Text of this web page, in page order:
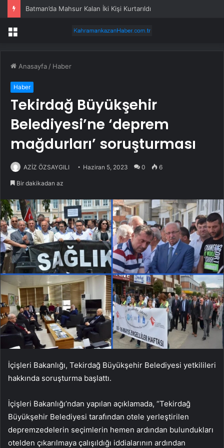
Batman’da Mahsur Kalan İki Kişi Kurtarıldı
Menü
Anasayfa / Haber
Haber
Tekirdağ Büyükşehir
Belediyesi’ne ‘deprem
mağdurları’ soruşturması
AZİZ ÖZSAYGILI Haziran 5, 2023 0 6
Bir dakikadan az
İçişleri Bakanlığı, Tekirdağ Büyükşehir Belediyesi yetkilileri
hakkında soruşturma başlattı.
İçişleri Bakanlığı’ndan yapılan açıklamada, “Tekirdağ
Büyükşehir Belediyesi tarafından otele yerleştirilen
depremzedelerin seçimlerin hemen ardından bulundukları
otelden çıkarılmaya çalışıldığı iddialarının ardından